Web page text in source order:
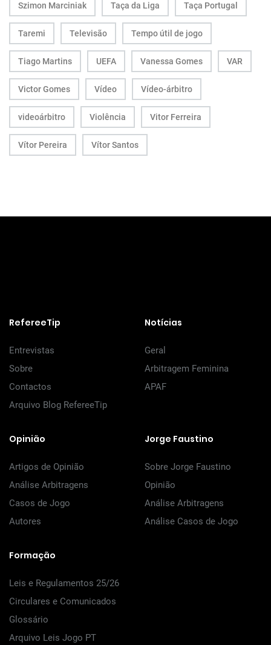
Szimon Marciniak Taça da Liga Taça Portugal
Taremi Televisão Tempo útil de jogo
Tiago Martins UEFA Vanessa Gomes VAR
Victor Gomes Vídeo Vídeo-árbitro
videoárbitro Violência Vitor Ferreira
Vítor Pereira Vítor Santos
RefereeTip
Entrevistas
Sobre
Contactos
Arquivo Blog RefereeTip
Notícias
Geral
Arbitragem Feminina
APAF
Opinião
Artigos de Opinião
Análise Arbitragens
Casos de Jogo
Autores
Jorge Faustino
Sobre Jorge Faustino
Opinião
Análise Arbitragens
Análise Casos de Jogo
Formação
Leis e Regulamentos 25/26
Circulares e Comunicados
Glossário
Arquivo Leis Jogo PT